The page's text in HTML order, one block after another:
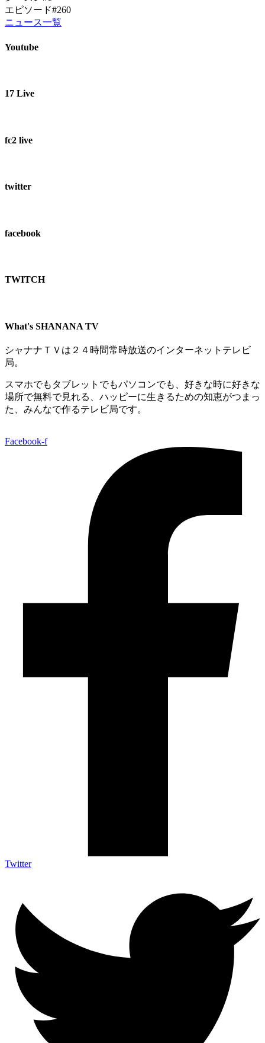
エピソード#260
ニュース一覧
Youtube
17 Live
fc2 live
twitter
facebook
TWITCH​
What's SHANANA TV
シャナナＴＶは２４時間常時放送のインターネットテレビ
局。
スマホでもタブレットでもパソコンでも、好きな時に好きな
場所で無料で見れる、 ハッピーに生きるための知恵がつまっ
た、みんなで作るテレビ局です。
Facebook-f
Twitter